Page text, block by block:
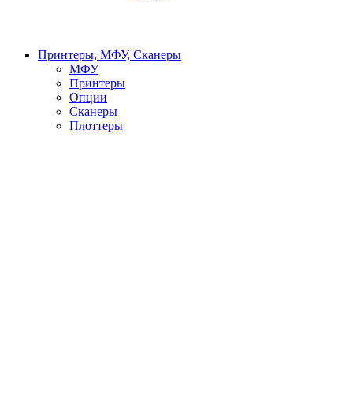
Принтеры, МФУ, Сканеры
МФУ
Принтеры
Опции
Сканеры
Плоттеры